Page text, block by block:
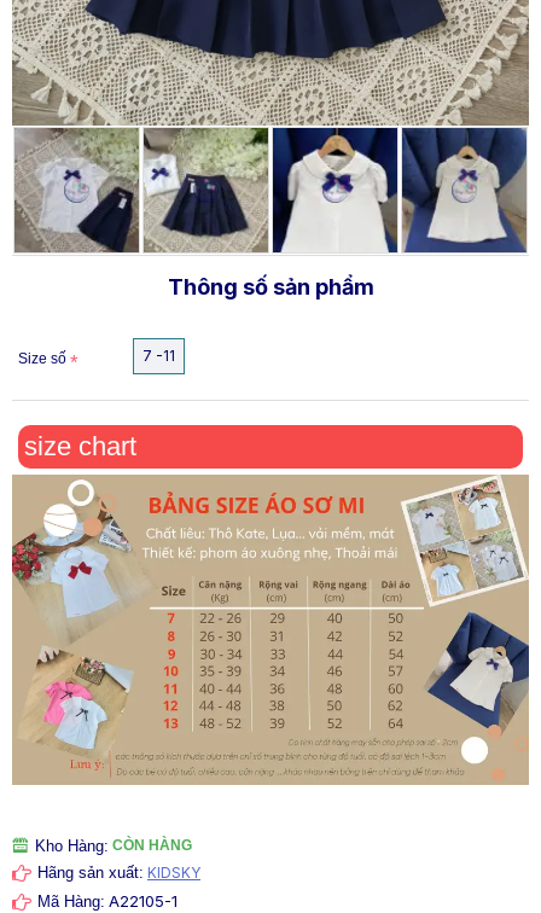
size chart
Kho Hàng: CÒN HÀNG
Hãng sản xuất: KIDSKY
Mã Hàng: A22105-1
Thông số sản phẩm
Size số 7 -11